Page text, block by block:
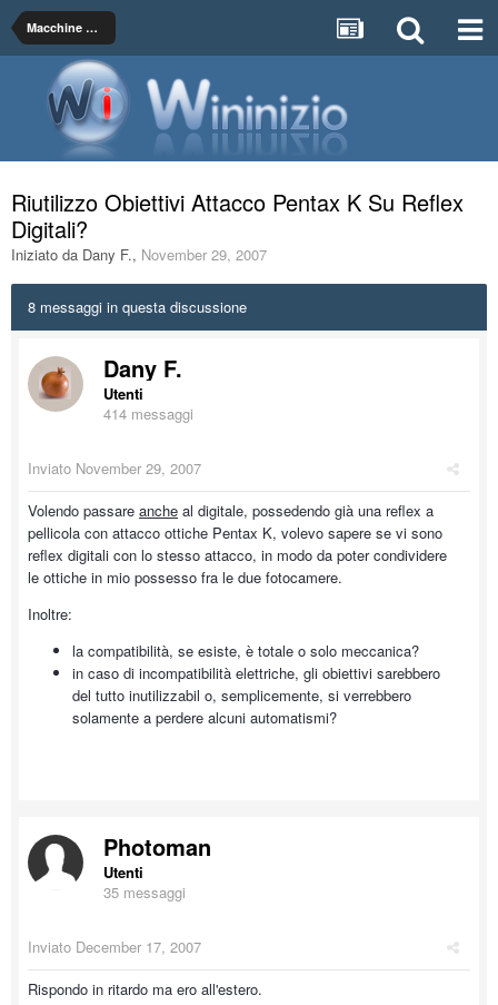
Macchine Fotografiche , Obiettivi ed Accessori
Riutilizzo Obiettivi Attacco Pentax K Su Reflex
Digitali?
Iniziato da Dany F., November 29, 2007
8 messaggi in questa discussione
Dany F.
Utenti
414 messaggi
Inviato November 29, 2007
Volendo passare anche al digitale, possedendo già una reflex a
pellicola con attacco ottiche Pentax K, volevo sapere se vi sono
reflex digitali con lo stesso attacco, in modo da poter condividere
le ottiche in mio possesso fra le due fotocamere.
Inoltre:
la compatibilità, se esiste, è totale o solo meccanica?
in caso di incompatibilità elettriche, gli obiettivi sarebbero
del tutto inutilizzabil o, semplicemente, si verrebbero
solamente a perdere alcuni automatismi?
Photoman
Utenti
35 messaggi
Inviato December 17, 2007
Rispondo in ritardo ma ero all'estero.